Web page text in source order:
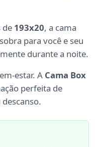
de 193x20, a cama
para você e seu
durante a noite.
estar. A Cama Box
perfeita de